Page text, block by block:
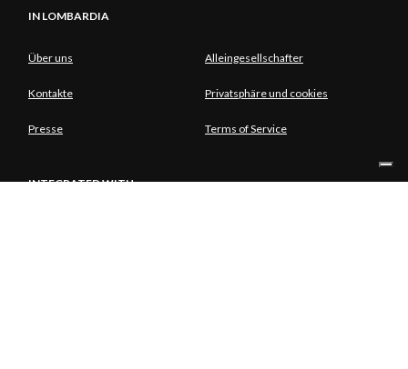
IN LOMBARDIA
Über uns Alleingesellschafter
Kontakte Privatsphäre und cookies
Presse Terms of Service
INTEGRATED WITH